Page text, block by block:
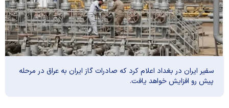
سفیر ایران در بغداد اعلام کرد که صادرات گاز ایران به عراق در مرحله
پیش رو افزایش خواهد یافت.